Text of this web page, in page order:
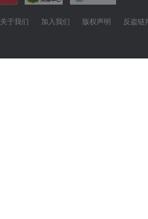
关于我们 加入我们 版权声明 反盗链